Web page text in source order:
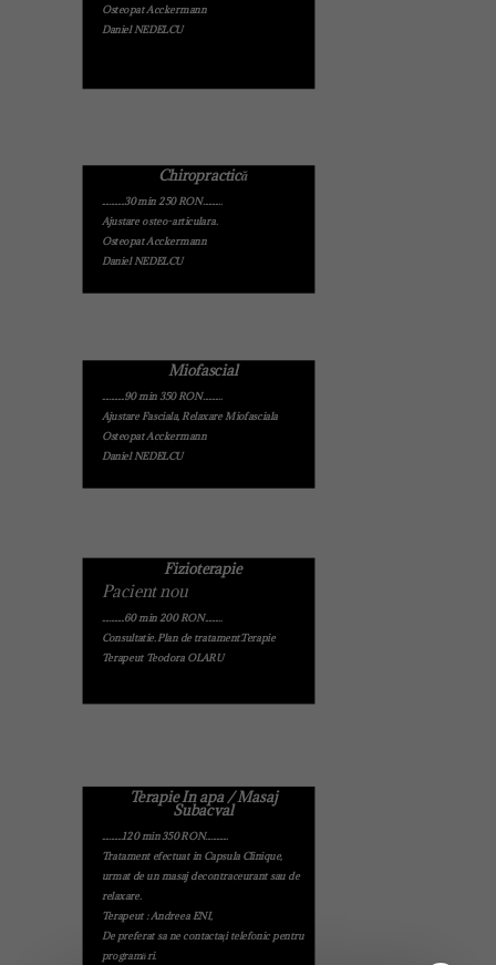
Osteopat Acckermann
Daniel NEDELCU
Chiropractică
.............30 min 250 RON...........
Ajustare osteo-articulara.
Osteopat Acckermann
Daniel NEDELCU
Miofascial
.............90 min 350 RON...........
Ajustare Fasciala, Relaxare Miofasciala
Osteopat Acckermann
Daniel NEDELCU
Fizioterapie
Pacient nou
.............60 min 200 RON..........
Consultatie. Plan de tratament.Terapie
Terapeut Teodora OLARU
Terapie In apa / Masaj
Subacval
............120 min 350 RON.............
Tratament efectuat in Capsula Clinique,
urmat de un masaj decontraceurant sau de
relaxare.
Terapeut : Andreea ENI,
De preferat sa ne contactați telefonic pentru
programări.